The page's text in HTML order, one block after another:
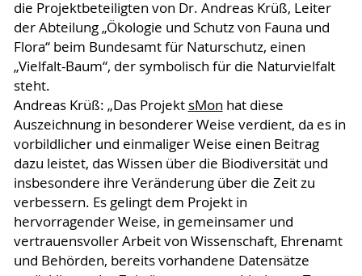
die Projektbeteiligten von Dr. Andreas Krüß, Leiter
der Abteilung „Ökologie und Schutz von Fauna und
Flora“ beim Bundesamt für Naturschutz, einen
„Vielfalt-Baum“, der symbolisch für die Naturvielfalt
steht.
Andreas Krüß: „Das Projekt sMon hat diese
Auszeichnung in besonderer Weise verdient, da es in
vorbildlicher und einmaliger Weise einen Beitrag
dazu leistet, das Wissen über die Biodiversität und
insbesondere ihre Veränderung über die Zeit zu
verbessern. Es gelingt dem Projekt in
hervorragender Weise, in gemeinsamer und
vertrauensvoller Arbeit von Wissenschaft, Ehrenamt
und Behörden, bereits vorhandene Datensätze